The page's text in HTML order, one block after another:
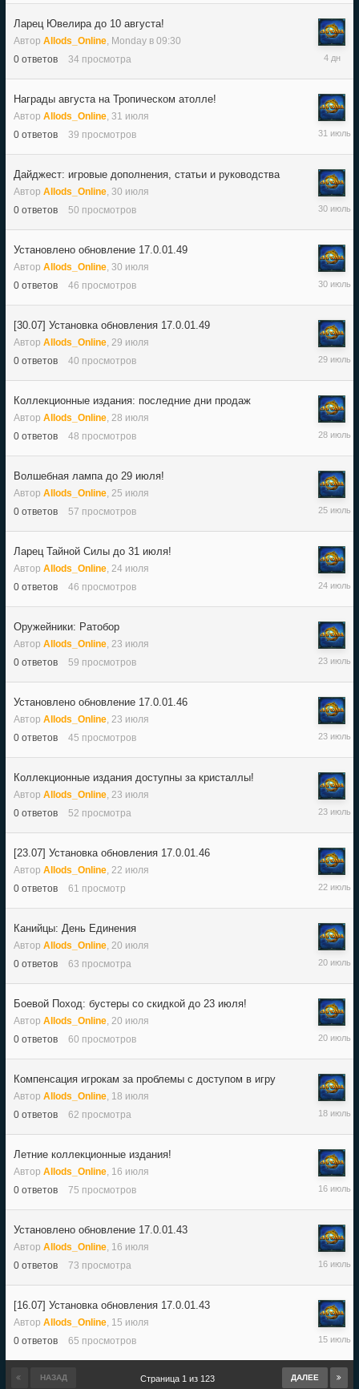
09:00
Ларец Ювелира до 10 августа!
Автор Allods_Online, Monday в 09:30
0 ответов 34 просмотра
Monday
09:30
Награды августа на Тропическом атолле!
Автор Allods_Online, 31 июля
0 ответов 39 просмотров
31
Дайджест: игровые дополнения, статьи и руководства
Автор Allods_Online, 30 июля
0 ответов 50 просмотров
30
Установлено обновление 17.0.01.49
Автор Allods_Online, 30 июля
0 ответов 46 просмотров
30
[30.07] Установка обновления 17.0.01.49
Автор Allods_Online, 29 июля
0 ответов 40 просмотров
29
Коллекционные издания: последние дни продаж
Автор Allods_Online, 28 июля
0 ответов 48 просмотров
28
Волшебная лампа до 29 июля!
Автор Allods_Online, 25 июля
0 ответов 57 просмотров
25
Ларец Тайной Силы до 31 июля!
Автор Allods_Online, 24 июля
0 ответов 46 просмотров
24
Оружейники: Ратобор
Автор Allods_Online, 23 июля
0 ответов 59 просмотров
23
Установлено обновление 17.0.01.46
Автор Allods_Online, 23 июля
0 ответов 45 просмотров
23
Коллекционные издания доступны за кристаллы!
Автор Allods_Online, 23 июля
0 ответов 52 просмотра
23
[23.07] Установка обновления 17.0.01.46
Автор Allods_Online, 22 июля
0 ответов 61 просмотр
22
Канийцы: День Единения
Автор Allods_Online, 20 июля
0 ответов 63 просмотра
20
Боевой Поход: бустеры со скидкой до 23 июля!
Автор Allods_Online, 20 июля
0 ответов 60 просмотров
20
Компенсация игрокам за проблемы с доступом в игру
Автор Allods_Online, 18 июля
0 ответов 62 просмотра
18
Летние коллекционные издания!
Автор Allods_Online, 16 июля
0 ответов 75 просмотров
16
Установлено обновление 17.0.01.43
Автор Allods_Online, 16 июля
0 ответов 73 просмотра
16
[16.07] Установка обновления 17.0.01.43
Автор Allods_Online, 15 июля
0 ответов 65 просмотров
15
НАЗАД ДАЛЕЕ
Страница 1 из 123